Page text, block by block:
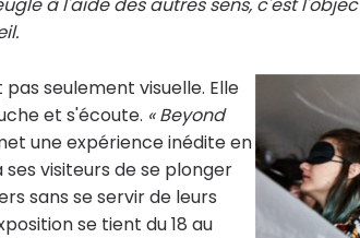
pas seulement visuelle. Elle
et s'écoute. « Beyond
une expérience inédite en
visiteurs de se plonger
sans se servir de leurs
se tient du 18 au